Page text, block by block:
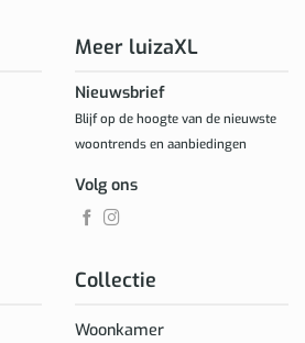
Collectie
Woonkamer
Meer luizaXL
Nieuwsbrief
Blijf op de hoogte van de nieuwste
woontrends en aanbiedingen
Volg ons